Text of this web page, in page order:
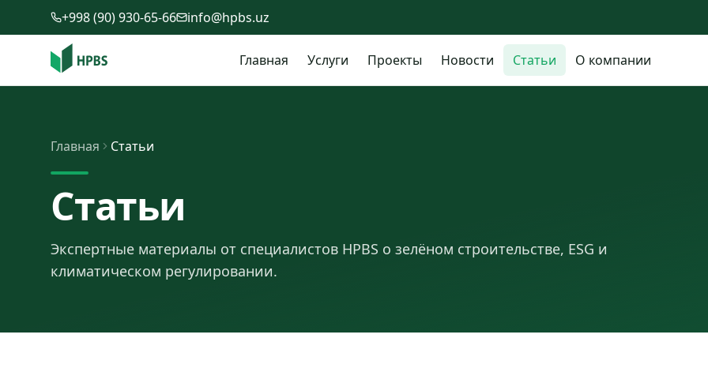
Перейти к содержимому
+998 (90) 930-65-66 info@hpbs.uz
Главная Услуги Проекты Новости Статьи О компании
Главная Статьи
Статьи
Экспертные материалы от специалистов HPBS о зелёном строительстве, ESG и
климатическом регулировании.